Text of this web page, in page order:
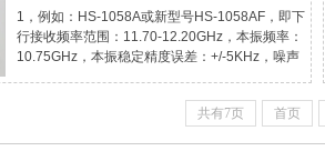
1，例如：HS-1058A或新型号HS-1058AF，即下
行接收频率范围：11.70-12.20GHz，本振频率：
10.75GHz，本振稳定精度误差：+/-5KHz，噪声
2，例如：HS-1058AN，即下行接收频率范围：
共有7页 首页